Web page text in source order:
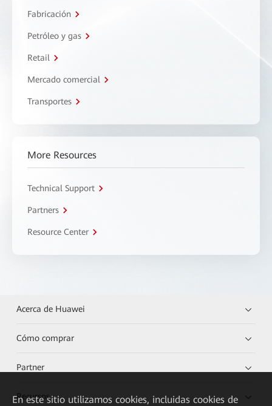
Fabricación
Petróleo y gas
Retail
Mercado comercial
Transportes
More Resources
Technical Support
Partners
Resource Center
Acerca de Huawei
Cómo comprar
Partner
Recursos
En este sitio utilizamos cookies, incluidas cookies de